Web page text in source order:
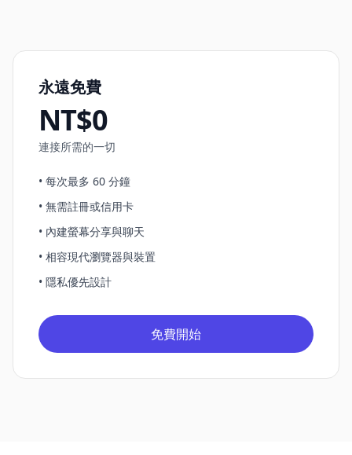
永遠免費
NT$0
連接所需的一切
• 每次最多 60 分鐘
• 無需註冊或信用卡
• 內建螢幕分享與聊天
• 相容現代瀏覽器與裝置
• 隱私優先設計
免費開始